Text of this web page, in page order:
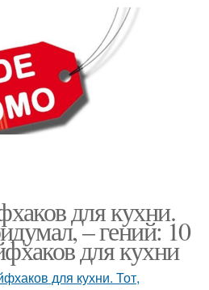
для кухни.
– гений: 10
для кухни